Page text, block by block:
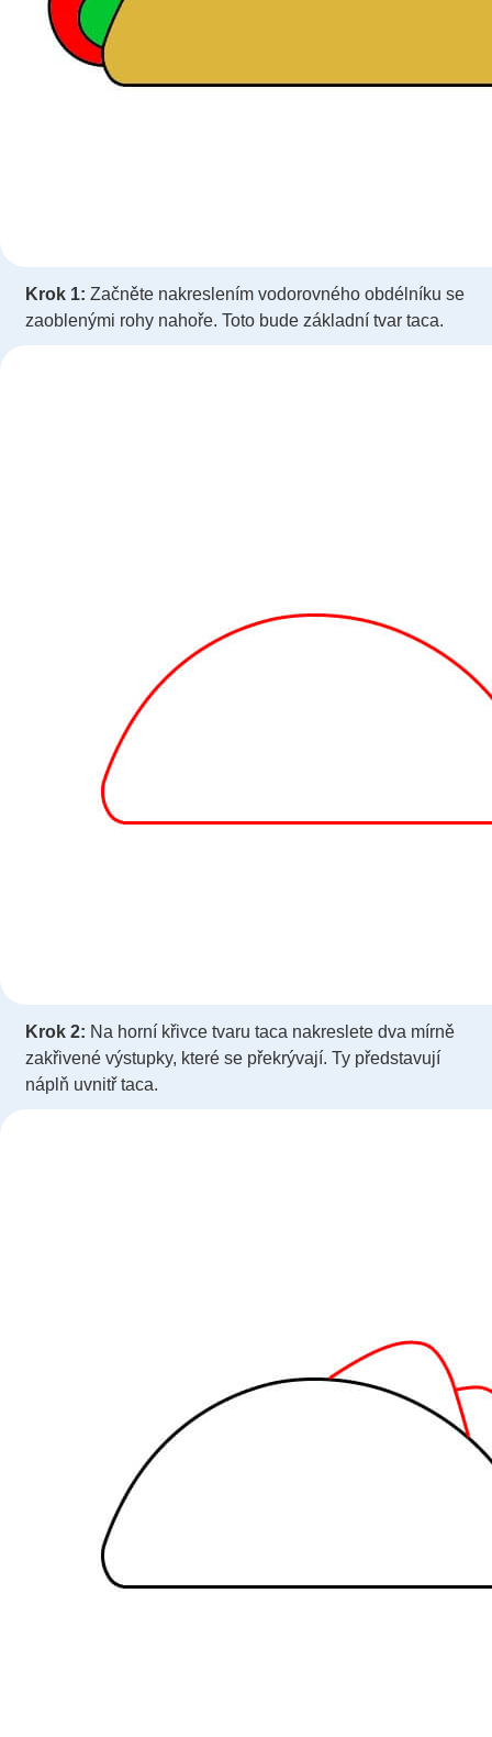
Krok 1: Začněte nakreslením vodorovného obdélníku se
zaoblenými rohy nahoře. Toto bude základní tvar taca.
Krok 2: Na horní křivce tvaru taca nakreslete dva mírně
zakřivené výstupky, které se překrývají. Ty představují
náplň uvnitř taca.